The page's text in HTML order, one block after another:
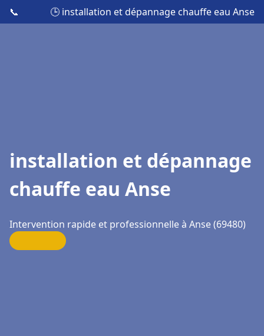
📞 🕒 installation et dépannage chauffe eau Anse
installation et dépannage
chauffe eau Anse
Intervention rapide et professionnelle à Anse (69480)